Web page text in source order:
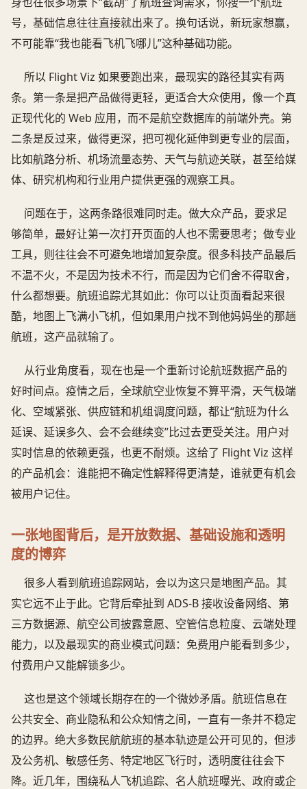
号，基础信息往往直接就出来了。换句话说，新玩家想赢，
不可能靠“我也能看飞机飞哪儿”这种基础功能。
所以 Flight Viz 如果要跑出来，最现实的路径其实有两
条。第一条是把产品做得更轻，更适合大众使用，像一个真
正现代化的 Web 应用，而不是航空数据库的前端外壳。第
二条是反过来，做得更深，把可视化延伸到更专业的层面，
比如航路分析、机场流量态势、天气与航迹关联，甚至给媒
体、研究机构和行业用户提供更强的观察工具。
问题在于，这两条路很难同时走。做大众产品，要求足
够简单，最好让第一次打开页面的人也不需要思考；做专业
工具，则往往会不可避免地增加复杂度。很多科技产品最后
不温不火，不是因为技术不行，而是因为它们舍不得取舍，
什么都想要。航班追踪尤其如此：你可以让页面看起来很
酷，地图上飞满小飞机，但如果用户找不到他妈妈坐的那趟
航班，这产品就输了。
从行业角度看，现在也是一个重新讨论航班数据产品的
好时间点。疫情之后，全球航空业恢复不算平滑，天气极端
化、空域紧张、供应链和机组调度问题，都让“航班为什么
延误、延误多久、会不会继续变”比过去更受关注。用户对
实时信息的依赖更强，也更不耐烦。这给了 Flight Viz 这样
的产品机会：谁能把不确定性解释得更清楚，谁就更有机会
被用户记住。
一张地图背后，是开放数据、基础设施和透明
度的博弈
很多人看到航班追踪网站，会以为这只是地图产品。其
实它远不止于此。它背后牵扯到 ADS-B 接收设备网络、第
三方数据源、航空公司披露意愿、空管信息粒度、云端处理
能力，以及最现实的商业模式问题：免费用户能看到多少，
付费用户又能解锁多少。
这也是这个领域长期存在的一个微妙矛盾。航班信息在
公共安全、商业隐私和公众知情之间，一直有一条并不稳定
的边界。绝大多数民航航班的基本轨迹是公开可见的，但涉
及公务机、敏感任务、特定地区飞行时，透明度往往会下
降。近几年，围绕私人飞机追踪、名人航班曝光、政府或企